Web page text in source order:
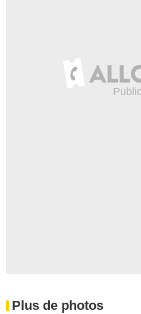
Plus de photos